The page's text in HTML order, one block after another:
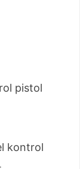
pistol
kontrol